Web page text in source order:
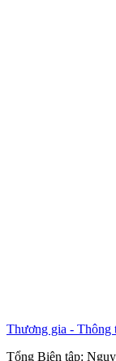
Thương gia - Thông
Tổng Biên tập: